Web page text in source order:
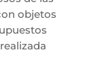
objetos